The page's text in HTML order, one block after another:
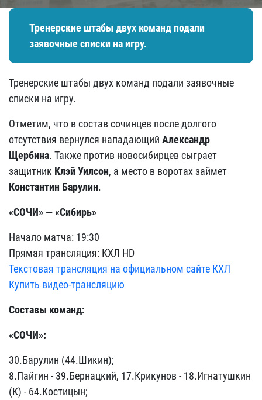
Тренерские штабы двух команд подали
заявочные списки на игру.
Тренерские штабы двух команд подали заявочные
списки на игру.
Отметим, что в состав сочинцев после долгого
отсутствия вернулся нападающий Александр
Щербина. Также против новосибирцев сыграет
защитник Клэй Уилсон, а место в воротах займет
Константин Барулин.
«СОЧИ» — «Сибирь»
Начало матча: 19:30
Прямая трансляция: КХЛ HD
Текстовая трансляция на официальном сайте КХЛ
Купить видео-трансляцию
Составы команд:
«СОЧИ»:
30.Барулин (44.Шикин);
8.Пайгин - 39.Бернацкий, 17.Крикунов - 18.Игнатушкин
(К) - 64.Костицын;